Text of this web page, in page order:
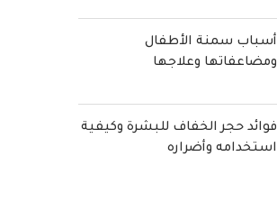
أسباب سمنة الأطفال
ومضاعفاتها وعلاجها
فوائد حجر الخفاف للبشرة وكيفية
استخدامه وأضراره